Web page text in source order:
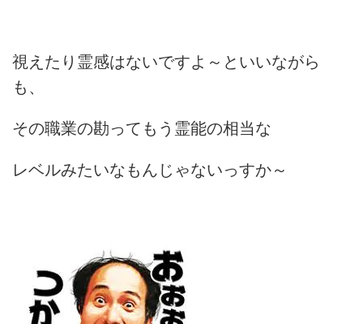
視えたり霊感はないですよ～といいながら
も、
その職業の勘ってもう霊能の相当な
レベルみたいなもんじゃないっすか～